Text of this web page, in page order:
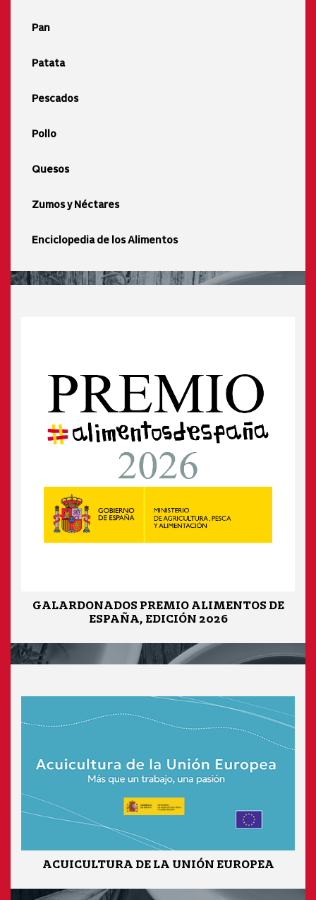
Pan
Patata
Pescados
Pollo
Quesos
Zumos y Néctares
Enciclopedia de los Alimentos
GALARDONADOS PREMIO ALIMENTOS DE
ESPAÑA, EDICIÓN 2026
ACUICULTURA DE LA UNIÓN EUROPEA